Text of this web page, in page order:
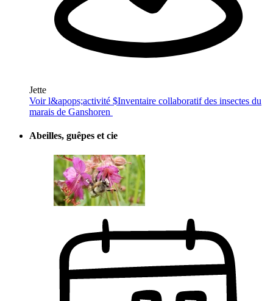
Jette
Voir l&apops;activité $Inventaire collaboratif des insectes du
marais de Ganshoren
Abeilles, guêpes et cie